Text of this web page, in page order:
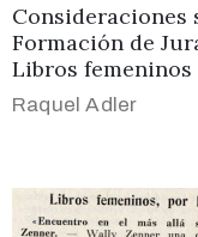
Consideraciones
Formación de
Libros femeninos
Raquel Adler